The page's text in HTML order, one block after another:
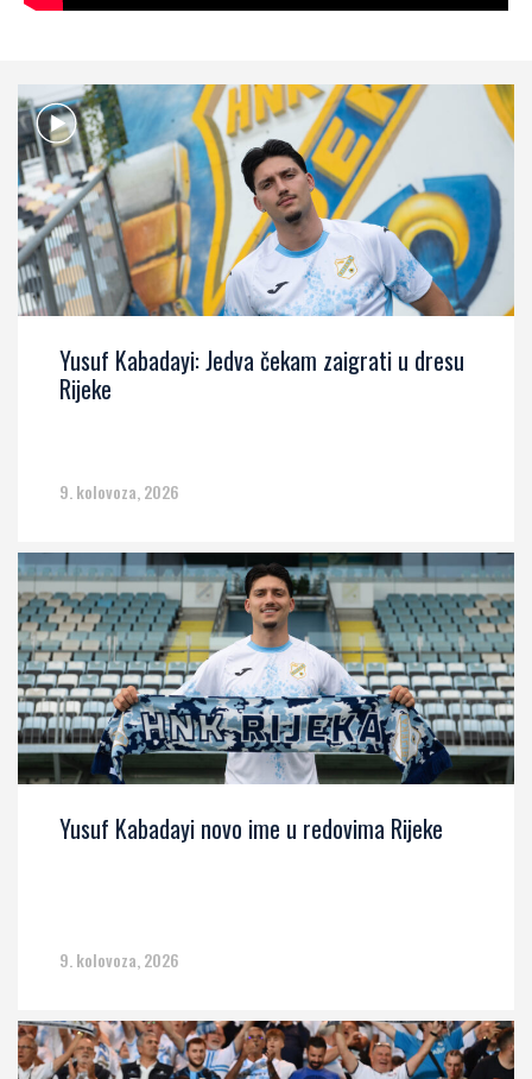
Yusuf Kabadayi: Jedva čekam zaigrati u dresu
Rijeke
9. kolovoza, 2026
Yusuf Kabadayi novo ime u redovima Rijeke
9. kolovoza, 2026